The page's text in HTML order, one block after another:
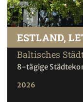
ESTLAND,
Baltisches
8-tägige
2026